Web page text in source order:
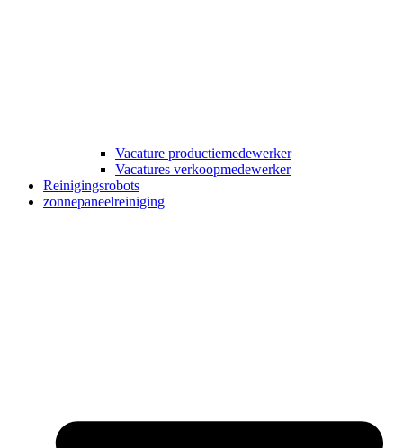
Vacature productiemedewerker
Vacatures verkoopmedewerker
Reinigingsrobots
zonnepaneelreiniging